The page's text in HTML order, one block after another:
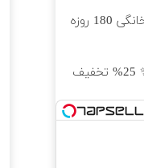
⏳فرصت محدود!! 3000گیگ اینترنت خانگی 180 روزه
🎯 چشم‌هایی زیباتر، نگاهی جوان‌تر! ✨ 25% تخفیف